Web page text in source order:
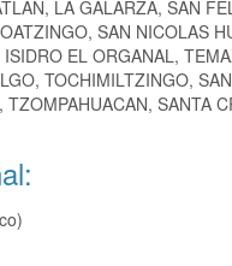
LA GALARZA, SAN
SAN NICOLAS
EL ORGANAL,
TOCHIMILTZINGO,
SANTA